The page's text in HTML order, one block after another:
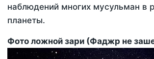
наблюдений многих мусульман в
планеты.
Фото ложной зари (Фаджр не